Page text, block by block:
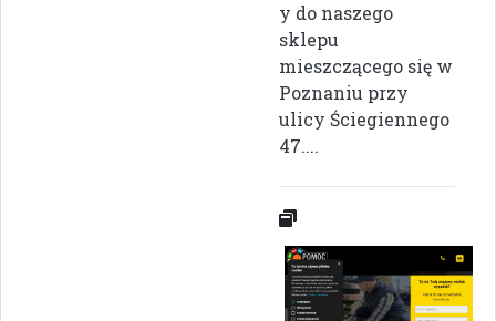
y do naszego
sklepu
mieszczącego się w
Poznaniu przy
ulicy Ściegiennego
47....